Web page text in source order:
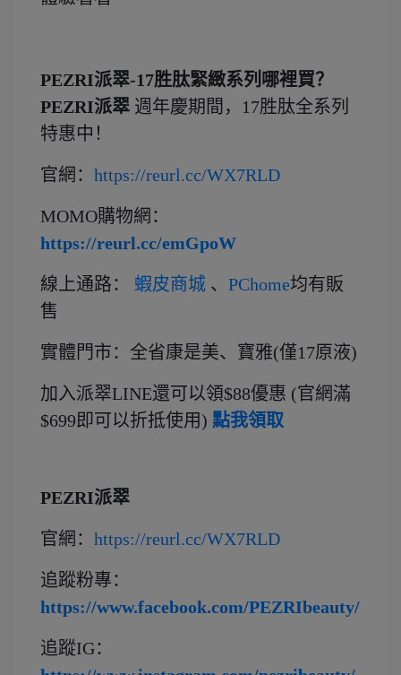
PEZRI派翠-17胜肽緊緻系列哪裡買？
PEZRI派翠 週年慶期間，17胜肽全系列
特惠中！
官網： https://reurl.cc/WX7RLD
MOMO購物網：
https://reurl.cc/emGpoW
線上通路： 蝦皮商城 、 PChome均有販
售
實體門市：全省康是美、寶雅(僅17原液)
加入派翠LINE還可以領$88優惠 (官網滿
$699即可以折抵使用) 點我領取
PEZRI派翠
官網： https://reurl.cc/WX7RLD
追蹤粉專：
https://www.facebook.com/PEZRIbeauty/
追蹤IG：